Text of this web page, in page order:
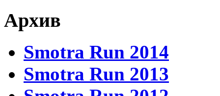
Архив
Smotra Run 2014
Smotra Run 2013